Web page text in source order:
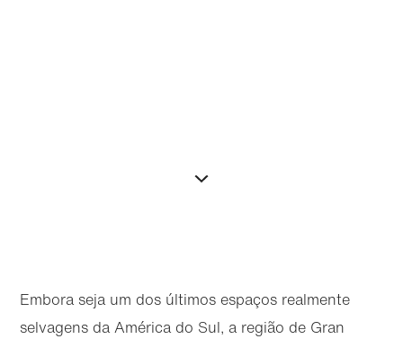
Embora seja um dos últimos espaços realmente
selvagens da América do Sul, a região de Gran